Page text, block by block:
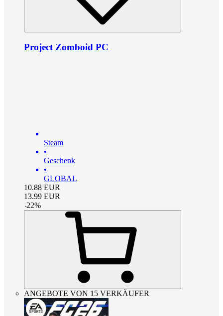
Project Zomboid PC
Steam
•
Geschenk
•
GLOBAL
10.88 EUR
13.99 EUR
-22%
ANGEBOTE VON 15 VERKÄUFER